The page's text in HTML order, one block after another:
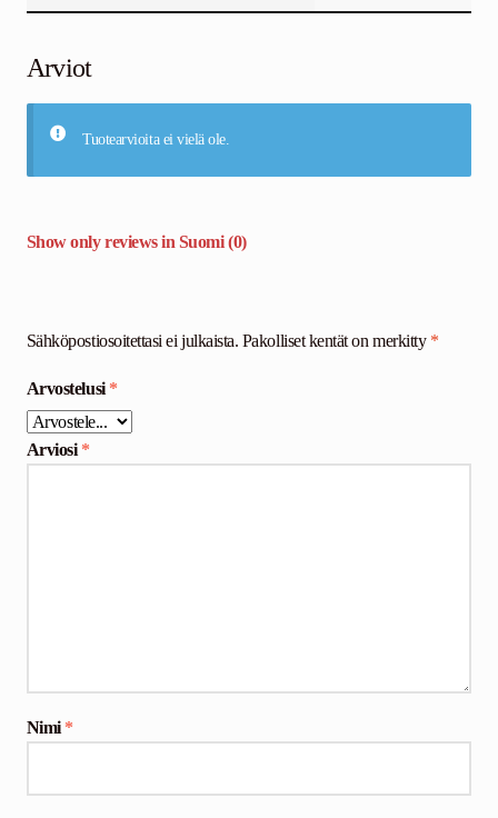
Arviot
Tuotearvioita ei vielä ole.
Show only reviews in Suomi (0)
Sähköpostiosoitettasi ei julkaista. Pakolliset kentät on merkitty *
Arvostelusi *
Arviosi *
Nimi *